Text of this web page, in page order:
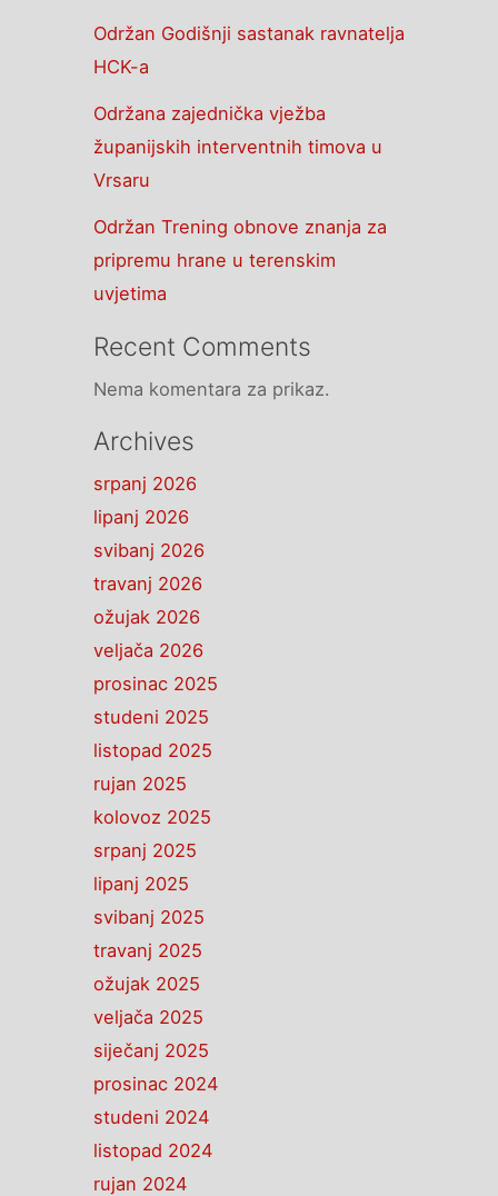
Održan Godišnji sastanak ravnatelja
HCK-a
Održana zajednička vježba
županijskih interventnih timova u
Vrsaru
Održan Trening obnove znanja za
pripremu hrane u terenskim
uvjetima
Recent Comments
Nema komentara za prikaz.
Archives
srpanj 2026
lipanj 2026
svibanj 2026
travanj 2026
ožujak 2026
veljača 2026
prosinac 2025
studeni 2025
listopad 2025
rujan 2025
kolovoz 2025
srpanj 2025
lipanj 2025
svibanj 2025
travanj 2025
ožujak 2025
veljača 2025
siječanj 2025
prosinac 2024
studeni 2024
listopad 2024
rujan 2024